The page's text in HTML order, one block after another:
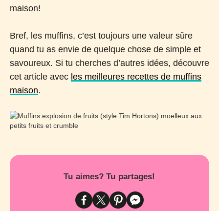
maison!
Bref, les muffins, c’est toujours une valeur sûre
quand tu as envie de quelque chose de simple et
savoureux. Si tu cherches d’autres idées, découvre
cet article avec les meilleures recettes de muffins
maison.
Tu aimes? Tu partages!